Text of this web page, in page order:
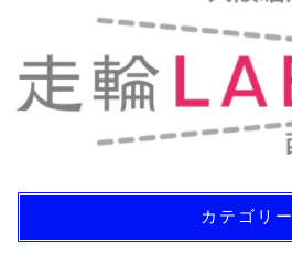
カテゴリー